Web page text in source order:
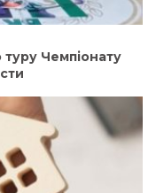
Чемпіонату